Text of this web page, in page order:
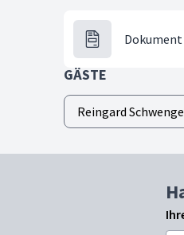
Dokument
GÄSTE
Reingard